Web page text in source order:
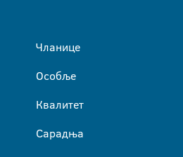
Чланице
Особље
Квалитет
Сарадња